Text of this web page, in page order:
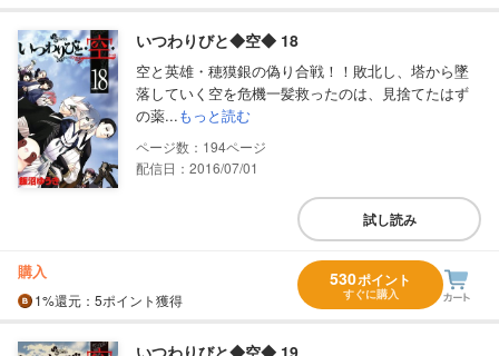
いつわりびと◆空◆ 18
空と英雄・穂獏銀の偽り合戦！！敗北し、塔から墜
落していく空を危機一髪救ったのは、見捨てたはず
の薬...もっと読む
194
配信日：2016/07/01
試し読み
購入
1%還元 ：5ポイント獲得
530ポイント
すぐに購入